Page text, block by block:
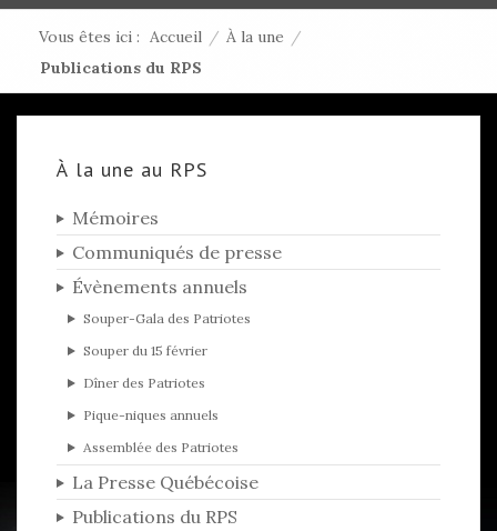
Vous êtes ici : Accueil / À la une /
Publications du RPS
À la une au RPS
Mémoires
Communiqués de presse
Évènements annuels
Souper-Gala des Patriotes
Souper du 15 février
Dîner des Patriotes
Pique-niques annuels
Assemblée des Patriotes
La Presse Québécoise
Publications du RPS